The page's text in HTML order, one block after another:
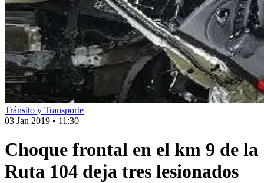
Tránsito y Transporte
03 Jan 2019 • 11:30
Choque frontal en el km 9 de la
Ruta 104 deja tres lesionados